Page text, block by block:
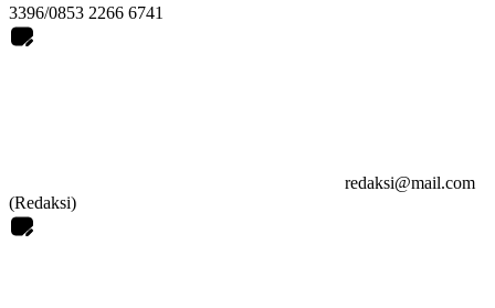
3396/0853 2266 6741
redaksi@mail.com
(Redaksi)